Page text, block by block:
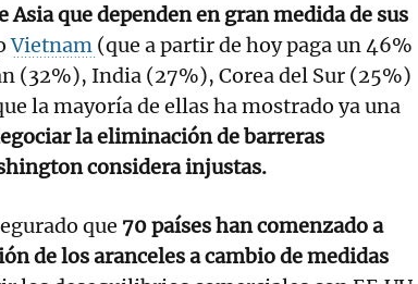
Asia que dependen en gran medida de sus
Vietnam (que a partir de hoy paga un 46%
(32%), India (27%), Corea del Sur (25%)
la mayoría de ellas ha mostrado ya una
la eliminación de barreras
considera injustas.
que 70 países han comenzado a
de los aranceles a cambio de medidas